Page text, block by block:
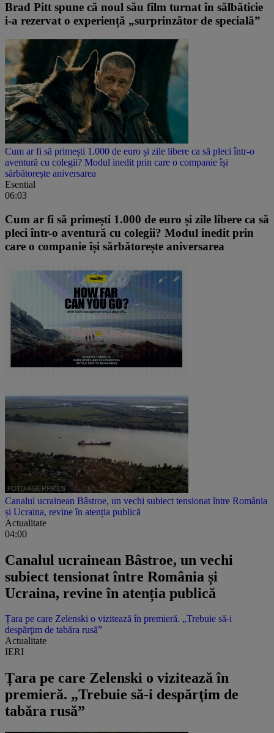
Brad Pitt spune că noul său film turnat în sălbăticie
i-a rezervat o experiență „surprinzător de specială”
Cum ar fi să primești 1.000 de euro și zile libere ca să pleci într-o
aventură cu colegii? Modul inedit prin care o companie își
sărbătorește aniversarea
Esential
06:03
Cum ar fi să primești 1.000 de euro și zile libere ca să
pleci într-o aventură cu colegii? Modul inedit prin
care o companie își sărbătorește aniversarea
Canalul ucrainean Bâstroe, un vechi subiect tensionat între România
și Ucraina, revine în atenția publică
Actualitate
04:00
Canalul ucrainean Bâstroe, un vechi
subiect tensionat între România și
Ucraina, revine în atenția publică
Țara pe care Zelenski o vizitează în premieră. „Trebuie să-i
despărţim de tabăra rusă”
Actualitate
IERI
Țara pe care Zelenski o vizitează în
premieră. „Trebuie să-i despărţim de
tabăra rusă”